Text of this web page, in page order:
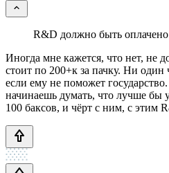
R&D должно быть оплачено
Иногда мне кажется, что нет, не
стоит по 200+к за пачку. Ни один
если ему не поможет
начинаешь думать, что лучше бы
100 баксов, и чёрт с ним, с этим